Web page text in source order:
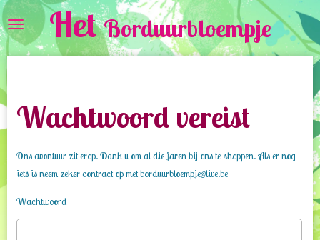
Ga
direct
naar
de
hoofdinhoud
HetBorduurbloempje
Wachtwoord vereist
Ons avontuur zit erop. Dank u om al die jaren bij ons te shoppen. Als er nog
iets is neem zeker contract op met borduurbloempje@live.be
Wachtwoord